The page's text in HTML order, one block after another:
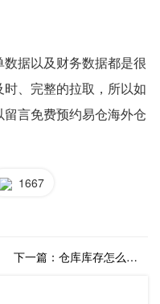
据以及财务数据都是很
、完整的拉取，所以如
言免费预约易仓海外仓
1667
下一篇：仓库库存怎么管理数量才会精准？如何精细化管理海外仓？